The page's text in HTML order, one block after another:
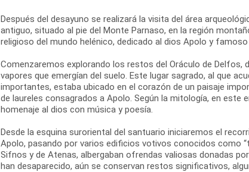
Después del desayuno se realizará la visita del área
antiguo, situado al pie del Monte Parnaso, en la región
religioso del mundo helénico, dedicado al dios Apolo y
Comenzaremos explorando los restos del Oráculo de
vapores que emergían del suelo. Este lugar sagrado, al que
importantes, estaba ubicado en el corazón de un paisaje
de laureles consagrados a Apolo. Según la mitología, en
homenaje al dios con música y poesía.
Desde la esquina suroriental del santuario iniciaremos el
Apolo, pasando por varios edificios votivos conocidos como
Sifnos y de Atenas, albergaban ofrendas valiosas donadas
han desaparecido, aún se conservan restos significativos,